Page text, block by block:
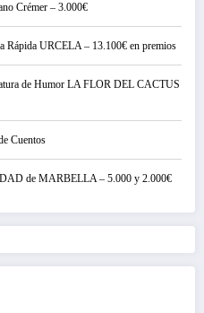
Crémer – 3.000€
Rápida URCELA – 13.100€ en premios
de Humor LA FLOR DEL CACTUS
Cuentos
de MARBELLA – 5.000 y 2.000€